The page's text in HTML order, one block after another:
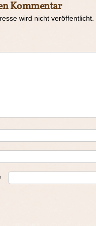
Kommentar
wird nicht veröffentlicht.